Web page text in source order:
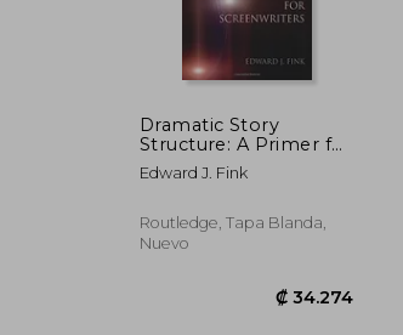
Dramatic Story
Structure: A Primer for
Screenwriters
Edward J. Fink
Routledge, Tapa Blanda,
Nuevo